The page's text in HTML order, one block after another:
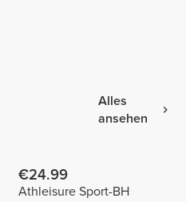
Alles
ansehen
€24.99
Athleisure Sport-BH